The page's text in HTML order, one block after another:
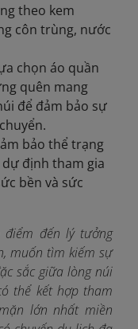
theo kem
côn trùng, nước
chọn áo quần
quên mang
để đảm bảo sự
bảo thể trạng
định tham gia
bền và sức
đến lý tưởng
muốn tìm kiếm sự
sắc giữa lòng núi
thể kết hợp tham
lớn nhất miền